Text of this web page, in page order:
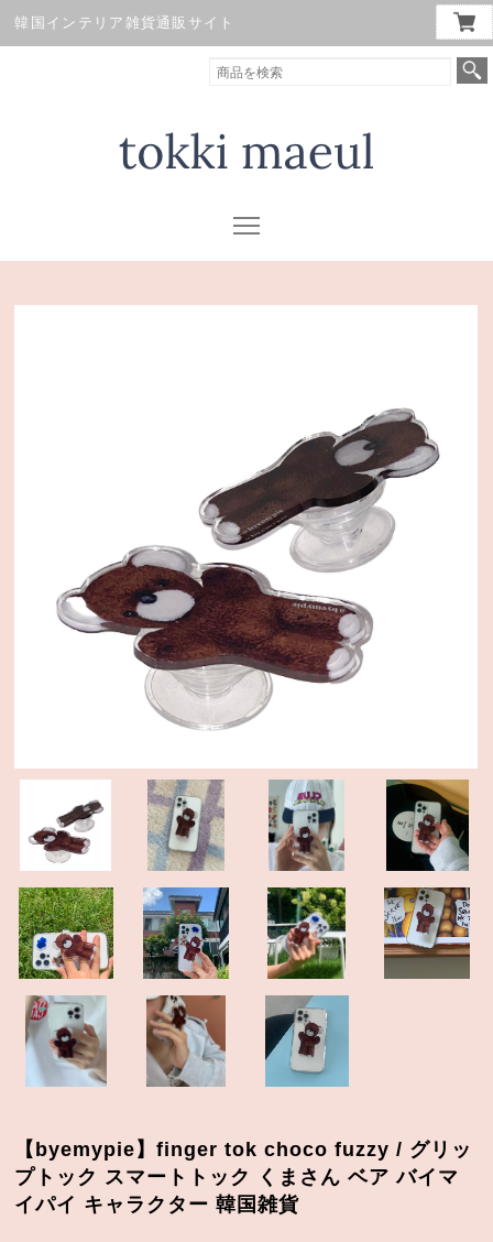
韓国インテリア雑貨通販サイト
【byemypie】finger tok choco fuzzy / グリッ
プトック スマートトック くまさん ベア バイマ
イパイ キャラクター 韓国雑貨